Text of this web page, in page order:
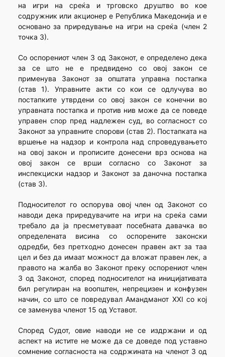
на игри на среќа и трговско друштво во кое
содружник или акционер е Република Македонија и е
основано за приредување на игри на среќа (член 2
точка 3).
Со оспорениот член 3 од Законот, е определено дека
за се што не е предвидено со овој закон се
применува Законот за општата управна постапка
(став 1). Управните акти со кои се одлучува во
постапките утврдени со овој закон се конечни во
управната постапка и против нив може да се поведе
управен спор пред надлежен суд, во согласност со
Законот за управните спорови (став 2). Постапката на
вршење на надзор и контрола над спроведувањето
на овој закон и прописите донесени врз основа на
овој закон се врши согласно со Законот за
инспекциски надзор и Законот за даночна постапка
(став 3).
Подносителот го оспорува овој член од Законот со
наводи дека приредувачите на игри на среќа сами
требало да ја пресметуваат посебната давачка во
определената висина со оспорените законски
одредби, без претходно донесен правен акт за таа
цел и без да имаат можност да вложат правен лек, а
правото на жалба во Законот преку оспорениот член
3 од Законот, според подносителот на иницијативата
бил регулиран на воопштен, непрецизен и конфузен
начин, со што се повредувал Амандманот XXI со кој
се заменува членот 15 од Уставот.
Според Судот, овие наводи не се издржани и од
аспект на истите не може да се доведе под уставно
сомнение согласноста на содржината на членот 3 од